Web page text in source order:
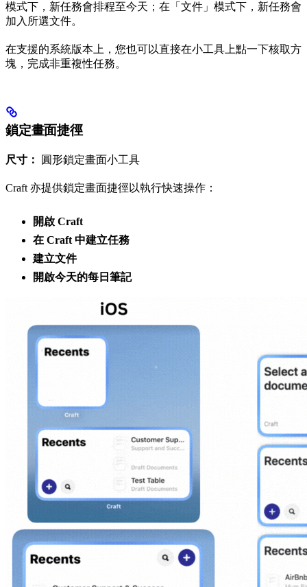
模式下，新任務會排程至今天；在「文件」模式下，新任務會
加入所選文件。
在支援的系統版本上，您也可以直接在小工具上點一下核取方
塊，完成非重複性任務。
鎖定畫面捷徑
尺寸： 圓形鎖定畫面小工具
Craft 亦提供鎖定畫面捷徑以執行快速操作：
開啟 Craft
在 Craft 中建立任務
建立文件
開啟今天的每日筆記